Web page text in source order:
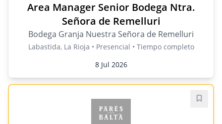
Area Manager Senior Bodega Ntra.
Señora de Remelluri
Bodega Granja Nuestra Señora de Remelluri
Labastida, La Rioja • Presencial • Tiempo completo
8 Jul 2026